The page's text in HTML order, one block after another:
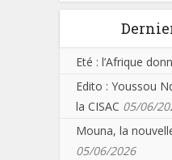
Eté : l’Afrique
Edito : Youssou
la CISAC 05/06/
Mouna, la
05/06/2026